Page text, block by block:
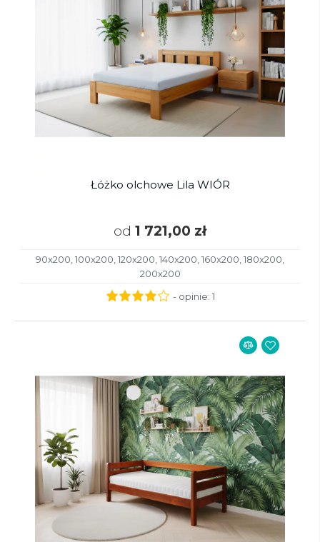
Łóżko olchowe Lila WIÓR
od 1 721,00 zł
90x200, 100x200, 120x200, 140x200, 160x200, 180x200,
200x200
- opinie: 1